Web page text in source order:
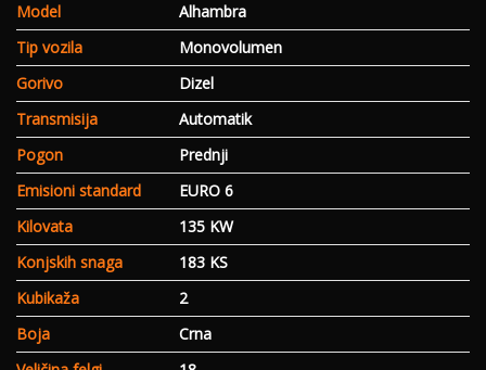
Model
Alhambra
Tip vozila
Monovolumen
Gorivo
Dizel
Transmisija
Automatik
Pogon
Prednji
Emisioni standard
EURO 6
Kilovata
135 KW
Konjskih snaga
183 KS
Kubikaža
2
Boja
Crna